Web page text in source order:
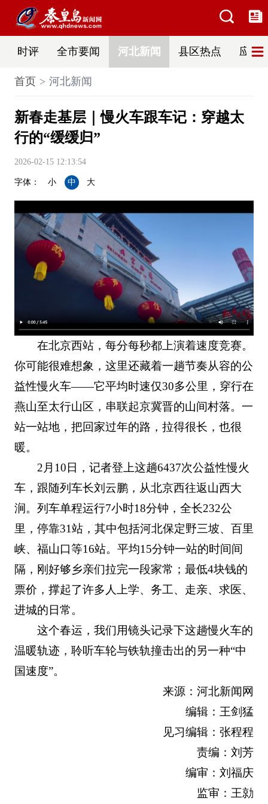
时评 全市要闻 河北新闻 县区热点 应急
首页 河北新闻
新春走基层｜慢火车跟车记：穿越太
行的“缓缓归”
2026-02-15 12:13:54
字体： 小 中 大
在北京西站，每分每秒都上演着速度竞赛。
你可能很难想象，这里还藏着一趟节奏从容的公
益性慢火车——它平均时速仅30多公里，穿行在
燕山至太行山区，串联起京冀晋的山间村落。一
站一站地，把回家过年的路，拉得很长，也很
暖。
2月10日，记者登上这趟6437次公益性慢火
车，跟随列车长刘云鹏，从北京西往返山西大
涧。列车单程运行7小时18分钟，全长232公
里，停靠31站，其中包括河北保定野三坡、百里
峡、福山口等16站。平均15分钟一站的时间间
隔，刚好够乡亲们拉完一段家常；最低4块钱的
票价，撑起了许多人上学、务工、走亲、求医、
进城的日常。
这个春运，我们用镜头记录下这趟慢火车的
温暖轨迹，聆听车轮与铁轨撞击出的另一种“中
国速度”。
来源：河北新闻网
编辑：王剑猛
见习编辑：张程程
责编：刘芳
编审：刘福庆
监审：王勍